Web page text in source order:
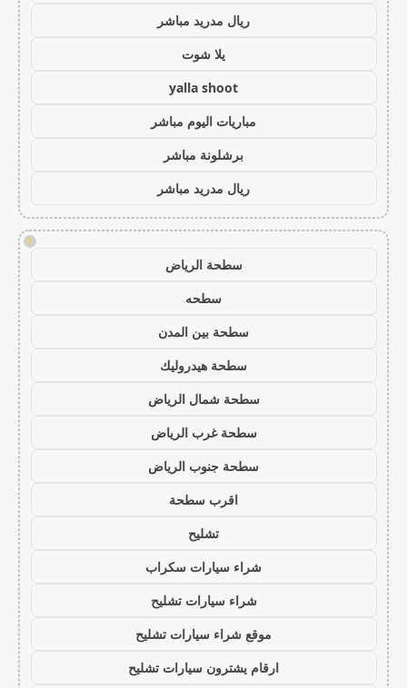
ريال مدريد مباشر
يلا شوت
yalla shoot
مباريات اليوم مباشر
برشلونة مباشر
ريال مدريد مباشر
!
سطحة الرياض
سطحه
سطحة بين المدن
سطحة هيدروليك
سطحة شمال الرياض
سطحة غرب الرياض
سطحة جنوب الرياض
اقرب سطحة
تشليح
شراء سيارات سكراب
شراء سيارات تشليح
موقع شراء سيارات تشليح
ارقام يشترون سيارات تشليح